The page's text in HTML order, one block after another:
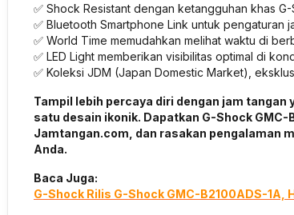
✅ Shock Resistant dengan ketangguhan khas G-
✅ Bluetooth Smartphone Link untuk pengaturan
✅ World Time memudahkan melihat waktu di
✅ LED Light memberikan visibilitas optimal di
✅ Koleksi JDM (Japan Domestic Market),
Tampil lebih percaya diri dengan jam
satu desain ikonik. Dapatkan G-Shock GMC-
Jamtangan.com, dan rasakan pengalaman
Anda.
Baca Juga:
G-Shock Rilis G-Shock GMC-B2100ADS-1A,